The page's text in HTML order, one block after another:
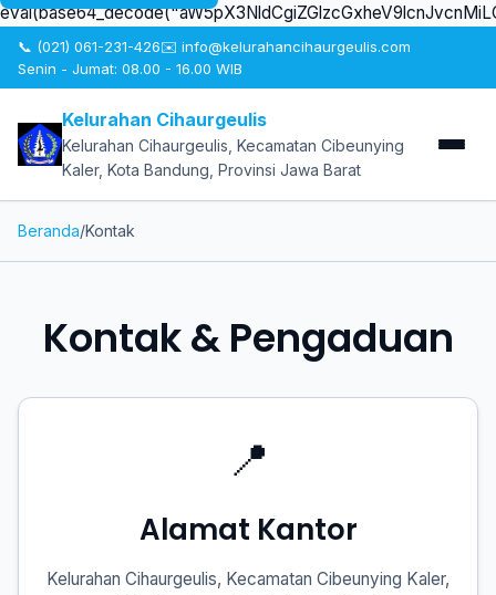
📞 (021) 061-231-426✉️ info@kelurahancihaurgeulis.com
Senin - Jumat: 08.00 - 16.00 WIB
Kelurahan Cihaurgeulis
Kelurahan Cihaurgeulis, Kecamatan Cibeunying
Kaler, Kota Bandung, Provinsi Jawa Barat
Beranda/Kontak
Kontak & Pengaduan
📍
Alamat Kantor
Kelurahan Cihaurgeulis, Kecamatan Cibeunying Kaler,